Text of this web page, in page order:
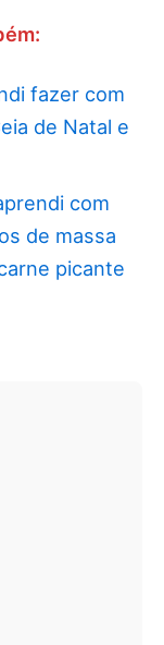
fazer com
de Natal e
com
de massa
picante